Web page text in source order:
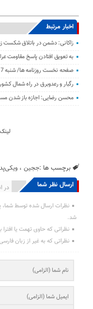
اخبار مرتبط
زاکانی: دشمن در باتلاق شکست
به تعویق افتادن پاسخ مقاومت
صفحه نخست روزنامه ها/ شنبه 17 مرداد 1405
رگبار و رعدوبرق در راه شمال
محسن رضایی: اجازه باز شدن
برچسب ها :ججین ،
ارسال نظر شما در انتشار یافته : 0
نظرات ارسال شده توسط شما،
شد.
نظراتی که حاوی تهمت یا
نظراتی که به غیر از زبان